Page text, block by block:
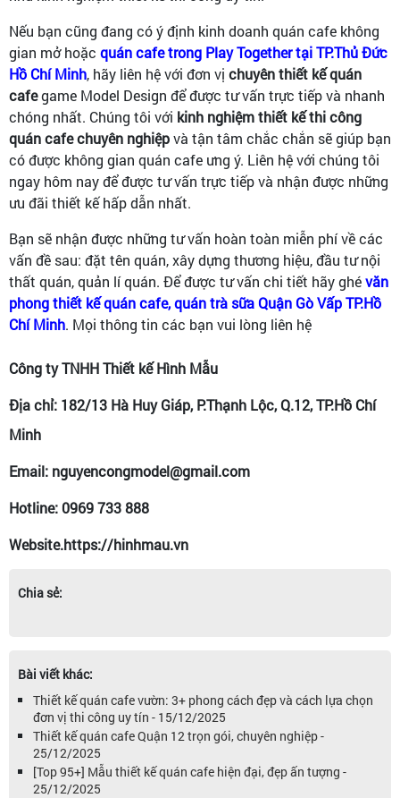
Nếu bạn cũng đang có ý định kinh doanh quán cafe không
gian mở hoặc quán cafe trong Play Together tại TP.Thủ Đức
Hồ Chí Minh, hãy liên hệ với đơn vị chuyên thiết kế quán
cafegame Model Design để được tư vấn trực tiếp và nhanh
chóng nhất. Chúng tôi với kinh nghiệm thiết kế thi công
quán cafe chuyên nghiệpvà tận tâm chắc chắn sẽ giúp bạn
có được không gian quán cafe ưng ý. Liên hệ với chúng tôi
ngay hôm nay để được tư vấn trực tiếp và nhận được những
ưu đãi thiết kế hấp dẫn nhất.
Bạn sẽ nhận được những tư vấn hoàn toàn miễn phí về các
vấn đề sau: đặt tên quán, xây dựng thương hiệu, đầu tư nội
thất quán, quản lí quán. Để được tư vấn chi tiết hãy ghévăn
phong thiết kế quán cafe, quán trà sữa Quận Gò Vấp TP.Hồ
Chí Minh. Mọi thông tin các bạn vui lòng liên hệ
Công ty TNHH Thiết kế Hình Mẫu
Địa chỉ: 182/13 Hà Huy Giáp, P.Thạnh Lộc, Q.12, TP.Hồ Chí
Minh
Email: nguyencongmodel@gmail.com
Hotline: 0969 733 888
Website.https://hinhmau.vn
Chia sẻ:
Bài viết khác:
Thiết kế quán cafe vườn: 3+ phong cách đẹp và cách lựa chọn
đơn vị thi công uy tín - 15/12/2025
Thiết kế quán cafe Quận 12 trọn gói, chuyên nghiệp -
25/12/2025
[Top 95+] Mẫu thiết kế quán cafe hiện đại, đẹp ấn tượng -
25/12/2025